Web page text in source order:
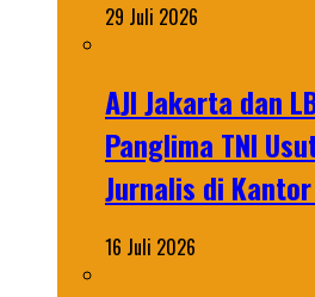
29 Juli 2026
AJI Jakarta dan
Panglima TNI
Jurnalis di
16 Juli 2026